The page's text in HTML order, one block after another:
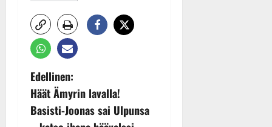
P
o
Edellinen:
Häät Ämyrin lavalla!
Basisti-Joonas sai Ulpunsa